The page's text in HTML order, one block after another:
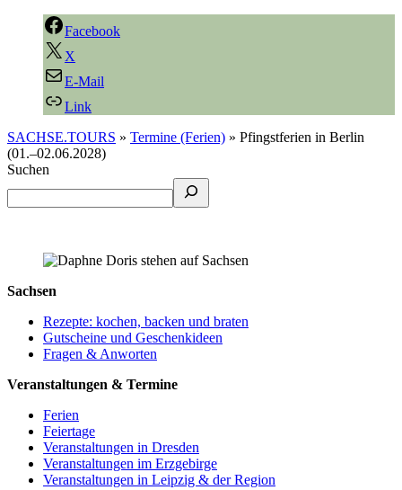
Facebook
X
E-Mail
Link
SACHSE.TOURS » Termine (Ferien) » Pfingstferien in Berlin
(01.–02.06.2028)
Suchen
Sachsen
Rezepte: kochen, backen und braten
Gutscheine und Geschenkideen
Fragen & Anworten
Veranstaltungen & Termine
Ferien
Feiertage
Veranstaltungen in Dresden
Veranstaltungen im Erzgebirge
Veranstaltungen in Leipzig & der Region